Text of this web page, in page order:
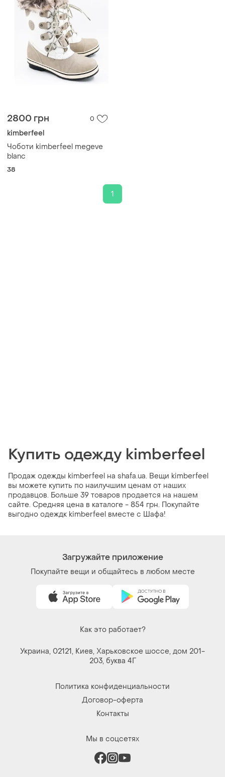
2800 грн 0
kimberfeel
Чоботи kimberfeel megeve
blanc
38
1
Купить одежду kimberfeel
Продаж одежды kimberfeel на shafa.ua. Вещи kimberfeel
вы можете купить по наилучшим ценам от наших
продавцов. Больше 39 товаров продается на нашем
сайте. Средняя цена в каталоге - 854 грн. Покупайте
выгодно одеждк kimberfeel вместе с Шафа!
Загружайте приложение
Покупайте вещи и общайтесь в любом месте
Как это работает?
Украина, 02121, Киев, Харьковское шоссе, дом 201-
203, буква 4Г
Политика конфиденциальности
Договор-оферта
Контакты
Мы в соцсетях